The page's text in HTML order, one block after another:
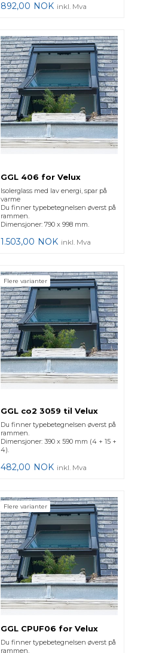
892,00 NOK inkl. Mva
GGL 406 for Velux
Isolerglass med lav energi, spar på
varme
Du finner typebetegnelsen øverst på
rammen.
Dimensjoner: 790 x 998 mm.
1.503,00 NOK inkl. Mva
Flere varianter
GGL co2 3059 til Velux
Du finner typebetegnelsen øverst på
rammen.
Dimensjoner: 390 x 590 mm (4 + 15 +
4).
482,00 NOK inkl. Mva
Flere varianter
GGL CPUF06 for Velux
Du finner typebetegnelsen øverst på
rammen.